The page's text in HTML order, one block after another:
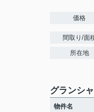
価格
間取り/面
所在地
グランシ
物件名